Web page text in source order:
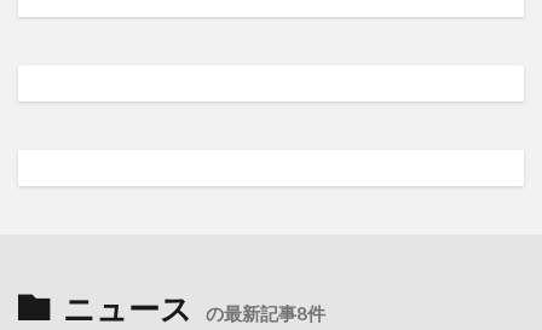
ニュース の最新記事8件